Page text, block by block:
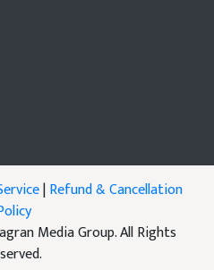
|Refund & Cancellation
Media Group. All Rights